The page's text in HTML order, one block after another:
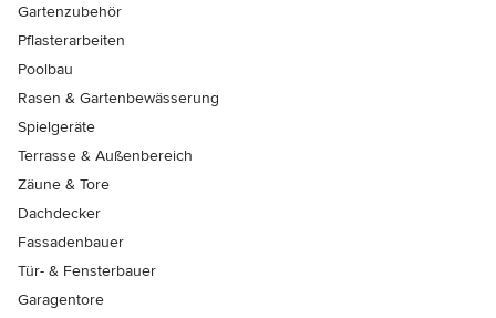
Gartenzubehör
Pflasterarbeiten
Poolbau
Rasen & Gartenbewässerung
Spielgeräte
Terrasse & Außenbereich
Zäune & Tore
Dachdecker
Fassadenbauer
Tür- & Fensterbauer
Garagentore